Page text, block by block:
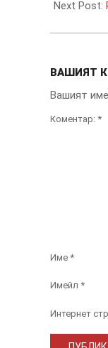
Next Post:
ВАШИЯТ
Вашият
Коментар: *
Име *
Имейл *
Интернет